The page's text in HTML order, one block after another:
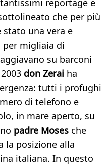
reportage e
che per più
stato una vera e
per migliaia di
su barconi
don Zerai ha
tutti i profughi
di telefono e
in mare aperto, su
padre Moses che
la posizione alla
italiana. In questo